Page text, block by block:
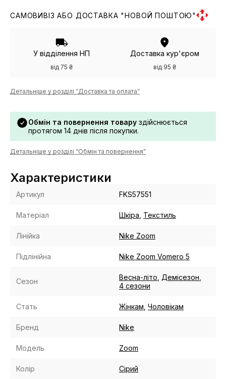
САМОВИВІЗ АБО ДОСТАВКА "НОВОЙ ПОШТОЮ"
У відділення НП
від 75 ₴
Доставка кур'єром
від 95 ₴
Детальніше у розділі “Доставка та оплата”
Обмін та повернення товару здійснюється
протягом 14 днів після покупки.
Детальніше у розділі “Обмін та повернення”
Характеристики
Артикул FKS57551
Матеріал Шкіра Текстиль
Лінійка Nike Zoom
Підлінійна Nike Zoom Vomero 5
Сезон Весна-літо Демісезон
4 сезони
Стать Жінкам Чоловікам
Бренд Nike
Модель Zoom
Колір Сірий